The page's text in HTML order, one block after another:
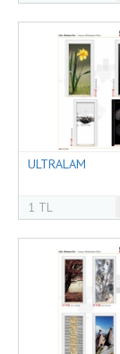
ULTRALAM
1 TL